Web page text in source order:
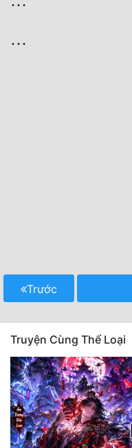
Trước
Truyện Cùng Thể Loại